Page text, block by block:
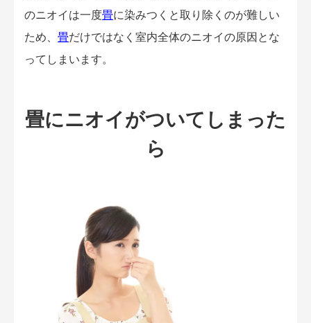
のニオイは一度畳に染みつくと取り除くのが難しい
ため、 畳だけではなく室内全体のニオイの原因とな
ってしまいます。
畳にニオイがついてしまった
ら